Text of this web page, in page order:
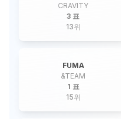
CRAVITY
3 표
13위
FUMA
&TEAM
1 표
15위